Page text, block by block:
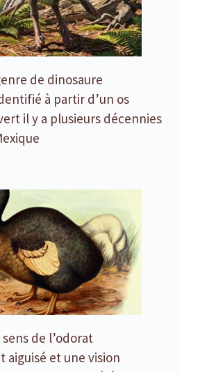
de dinosaure
à partir d’un os
il y a plusieurs décennies
de l’odorat
aiguisé et une vision